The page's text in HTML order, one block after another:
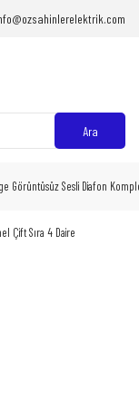
Ara
Görüntüsüz Sesli Diafon